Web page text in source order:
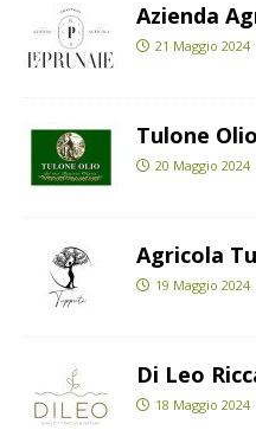
Azienda
21 Maggio 2024
Tulone Olio
20 Maggio 2024
Agricola
19 Maggio 2024
Di Leo
18 Maggio 2024